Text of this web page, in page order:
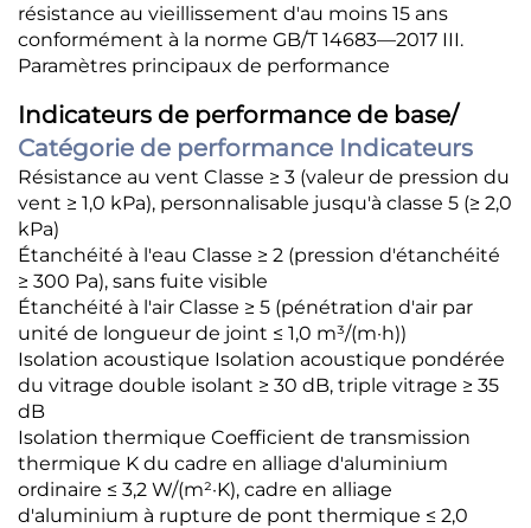
résistance au vieillissement d'au moins 15 ans
conformément à la norme GB/T 14683—2017 III.
Paramètres principaux de performance
Indicateurs de performance de base/
Catégorie de performance Indicateurs
Résistance au vent Classe ≥ 3 (valeur de pression du
vent ≥ 1,0 kPa), personnalisable jusqu'à classe 5 (≥ 2,0
kPa)
Étanchéité à l'eau Classe ≥ 2 (pression d'étanchéité
≥ 300 Pa), sans fuite visible
Étanchéité à l'air Classe ≥ 5 (pénétration d'air par
unité de longueur de joint ≤ 1,0 m³/(m·h))
Isolation acoustique Isolation acoustique pondérée
du vitrage double isolant ≥ 30 dB, triple vitrage ≥ 35
dB
Isolation thermique Coefficient de transmission
thermique K du cadre en alliage d'aluminium
ordinaire ≤ 3,2 W/(m²·K), cadre en alliage
d'aluminium à rupture de pont thermique ≤ 2,0